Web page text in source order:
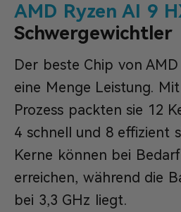
AMD Ryzen AI 9
Schwergewichtler
Der beste Chip von
eine Menge Leistung.
Prozess packten sie 12
4 schnell und 8 effizient
Kerne können bei
erreichen, während die
bei 3,3 GHz liegt.